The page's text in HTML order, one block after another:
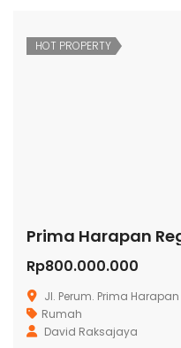
HOT PROPERTY
Prima Harapan
Rp800.000.000
Jl. Perum. Prima Harapan
Rumah
David Raksajaya